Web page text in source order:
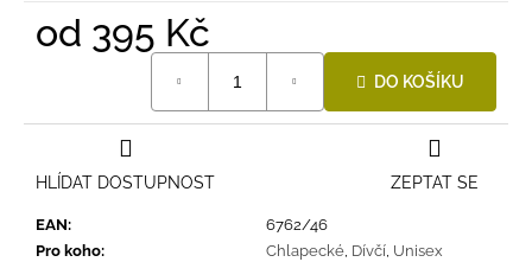
od 395 Kč
DO KOŠÍKU
EAN:
6762/46
Pro koho: Chlapecké, Dívčí, Unisex
ZEPTAT SE
HLÍDAT DOSTUPNOST